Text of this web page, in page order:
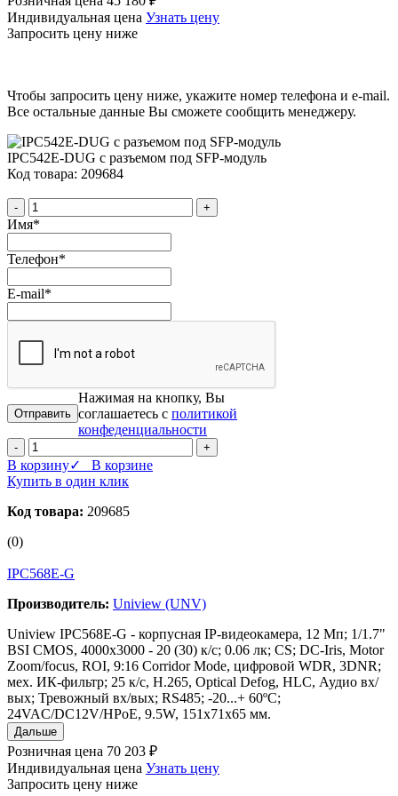
Индивидуальная цена Узнать цену
Запросить цену ниже
Чтобы запросить цену ниже, укажите номер телефона и e-mail.
Все остальные данные Вы сможете сообщить менеджеру.
IPC542E-DUG с разъемом под SFP-модуль
Код товара: 209684
- +
Имя*
Телефон*
E-mail*
Нажимая на кнопку, Вы
соглашаетесь с политикой
конфеденциальности
- +
В корзину✓ В корзине
Купить в один клик
Код товара: 209685
(0)
IPC568E-G
Производитель: Uniview (UNV)
Uniview IPC568E-G - корпусная IP-видеокамера, 12 Мп; 1/1.7"
BSI CMOS, 4000х3000 - 20 (30) к/с; 0.06 лк; CS; DC-Iris, Motor
Zoom/focus, ROI, 9:16 Corridor Mode, цифровой WDR, 3DNR;
мех. ИК-фильтр; 25 к/с, H.265, Optical Defog, HLC, Аудио вх/
вых; Тревожный вх/вых; RS485; -20...+ 60ºС;
24VAC/DC12V/HPoE, 9.5W, 151х71х65 мм.
Дальше
Розничная цена 70 203 ₽
Индивидуальная цена Узнать цену
Запросить цену ниже